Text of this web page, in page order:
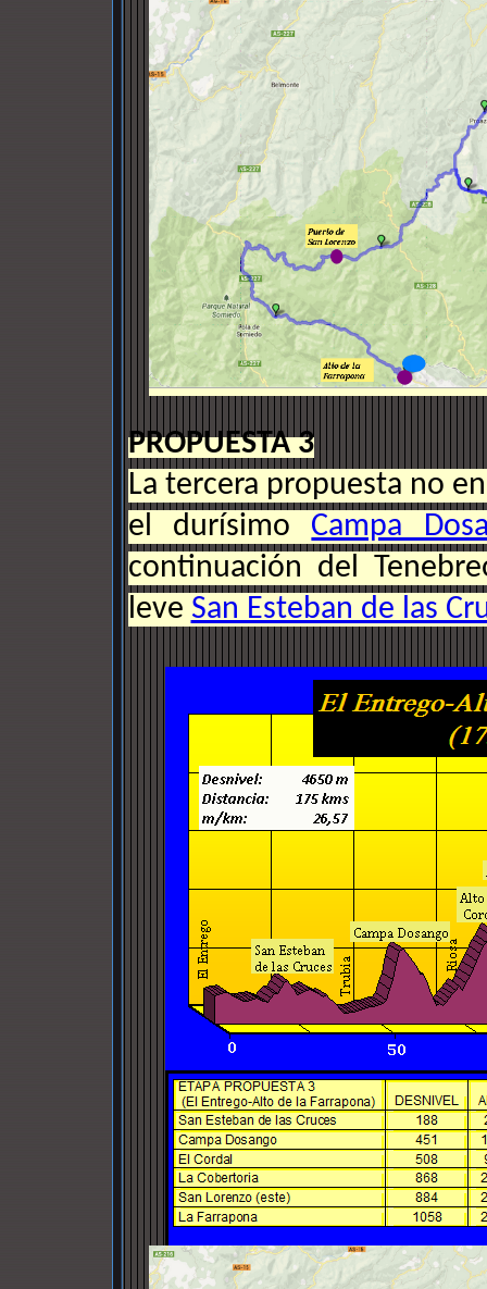
PROPUESTA 3
La tercera propuesta no
el durísimo Campa
continuación del
leve San Esteban de las